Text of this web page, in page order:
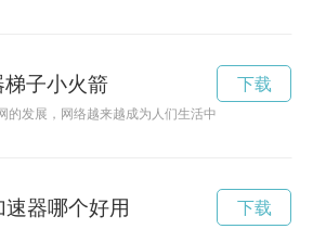
梯子小火箭
的发展，网络越来越成为人们生活中不可或缺的一
下载
速器哪个好用 下载